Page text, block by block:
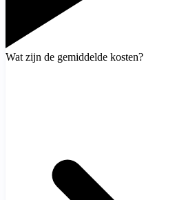
Wat zijn de gemiddelde kosten?